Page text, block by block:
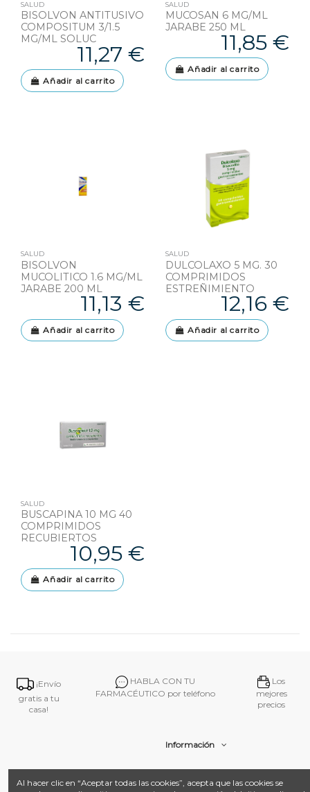
SALUD
BISOLVON ANTITUSIVO
COMPOSITUM 3/1.5
MG/ML SOLUC
11,27 €
Añadir al carrito
SALUD
MUCOSAN 6 MG/ML
JARABE 250 ML
11,85 €
Añadir al carrito
SALUD
BISOLVON
MUCOLITICO 1.6 MG/ML
JARABE 200 ML
11,13 €
Añadir al carrito
SALUD
DULCOLAXO 5 MG. 30
COMPRIMIDOS
ESTREÑIMIENTO
12,16 €
Añadir al carrito
SALUD
BUSCAPINA 10 MG 40
COMPRIMIDOS
RECUBIERTOS
10,95 €
Añadir al carrito
¡Envío
gratis a tu
casa!
HABLA CON TU
FARMACÉUTICO por teléfono
Los
mejores
precios
Información
Al hacer clic en “Aceptar todas las cookies”, acepta que las cookies se